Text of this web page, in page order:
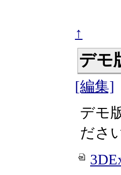
↑
デモ
[編集]
デモ
ださ